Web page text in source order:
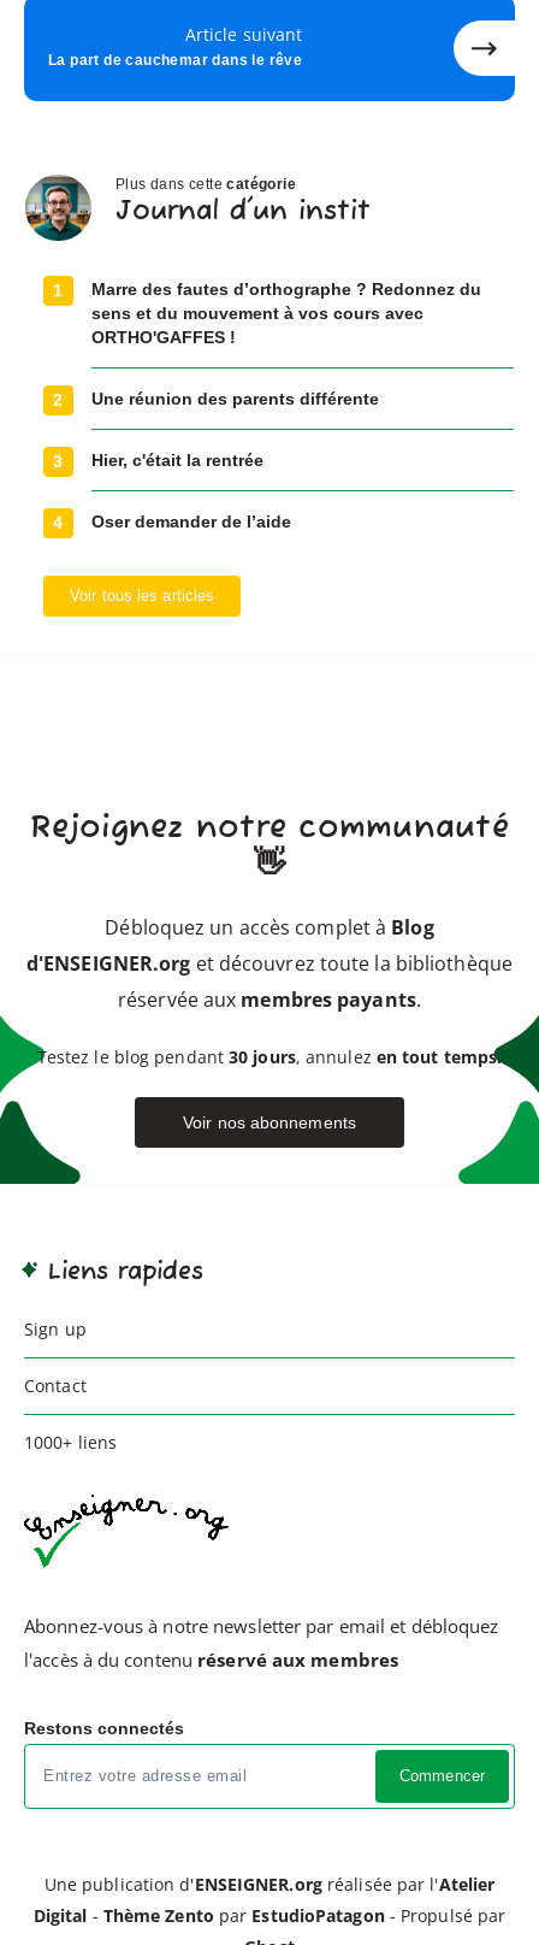
Article suivant
La part de cauchemar dans le rêve
Plus dans cettecatégorie
Journal d'un instit
Journal
d'un
1
Marre des fautes d’orthographe ? Redonnez du
sens et du mouvement à vos cours avec
ORTHO'GAFFES !
2 Une réunion des parents différente
3 Hier, c'était la rentrée
4 Oser demander de l’aide
Voir tous les articles
Rejoignez notre communauté
👋
Débloquez un accès complet à Blog
d'ENSEIGNER.org et découvrez toute la bibliothèque
réservée aux membres payants.
Testez le blog pendant30 jours, annulez en tout temps.
Voir nos abonnements
Liens rapides
Sign up
Contact
1000+ liens
Abonnez-vous à notre newsletter par email et débloquez
l'accès à du contenu réservé aux membres
Restons connectés
Commencer
Une publication d'ENSEIGNER.orgréalisée par l'Atelier
Digital - Thème Zento par EstudioPatagon- Propulsé par